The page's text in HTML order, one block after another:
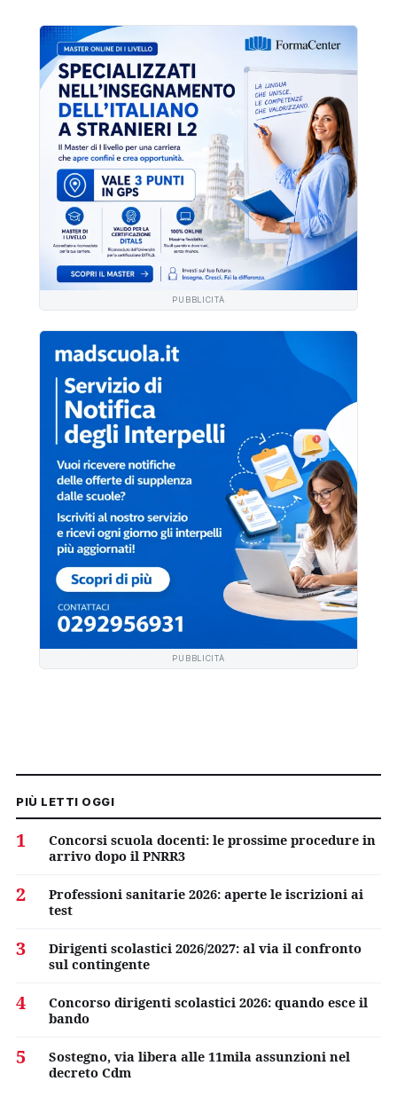
PUBBLICITÀ
PUBBLICITÀ
PIÙ LETTI OGGI
1
Concorsi scuola docenti: le prossime procedure in
arrivo dopo il PNRR3
2
Professioni sanitarie 2026: aperte le iscrizioni ai
test
3
Dirigenti scolastici 2026/2027: al via il confronto
sul contingente
4
Concorso dirigenti scolastici 2026: quando esce il
bando
5
Sostegno, via libera alle 11mila assunzioni nel
decreto Cdm